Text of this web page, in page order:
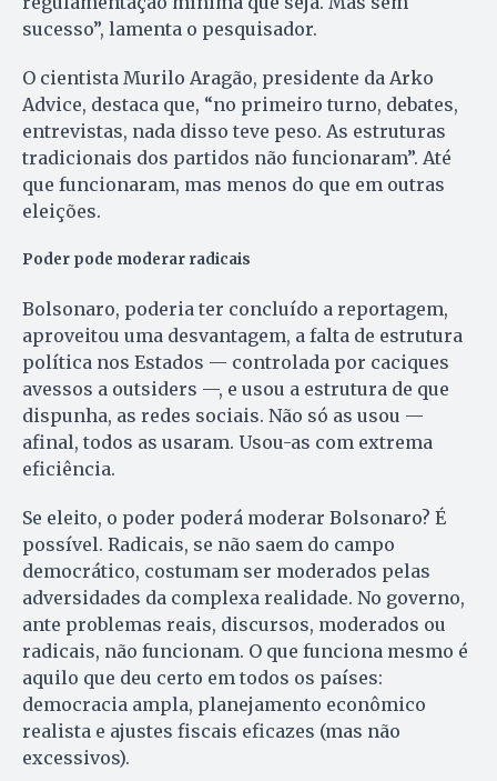
sucesso”, lamenta o pesquisador.
O cientista Murilo Aragão, presidente da Arko
Advice, destaca que, “no primeiro turno, debates,
entrevistas, nada disso teve peso. As estruturas
tradicionais dos partidos não funcionaram”. Até
que funcionaram, mas menos do que em outras
eleições.
Poder pode moderar radicais
Bolsonaro, poderia ter concluído a reportagem,
aproveitou uma desvantagem, a falta de estrutura
política nos Estados — controlada por caciques
avessos a outsiders —, e usou a estrutura de que
dispunha, as redes sociais. Não só as usou —
afinal, todos as usaram. Usou-as com extrema
eficiência.
Se eleito, o poder poderá moderar Bolsonaro? É
possível. Radicais, se não saem do campo
democrático, costumam ser moderados pelas
adversidades da complexa realidade. No governo,
ante problemas reais, discursos, moderados ou
radicais, não funcionam. O que funciona mesmo é
aquilo que deu certo em todos os países:
democracia ampla, planejamento econômico
realista e ajustes fiscais eficazes (mas não
excessivos).